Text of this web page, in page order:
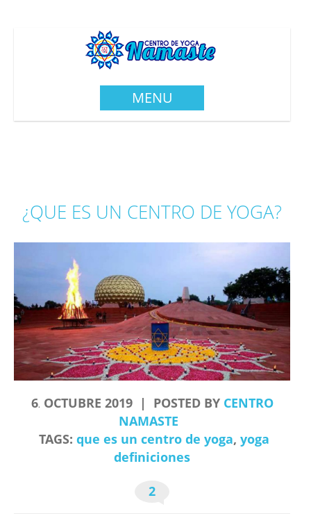
MENU
¿QUE ES UN CENTRO DE YOGA?
6. OCTUBRE 2019 POSTED BY CENTRO
NAMASTE
TAGS: que es un centro de yoga, yoga
definiciones
2